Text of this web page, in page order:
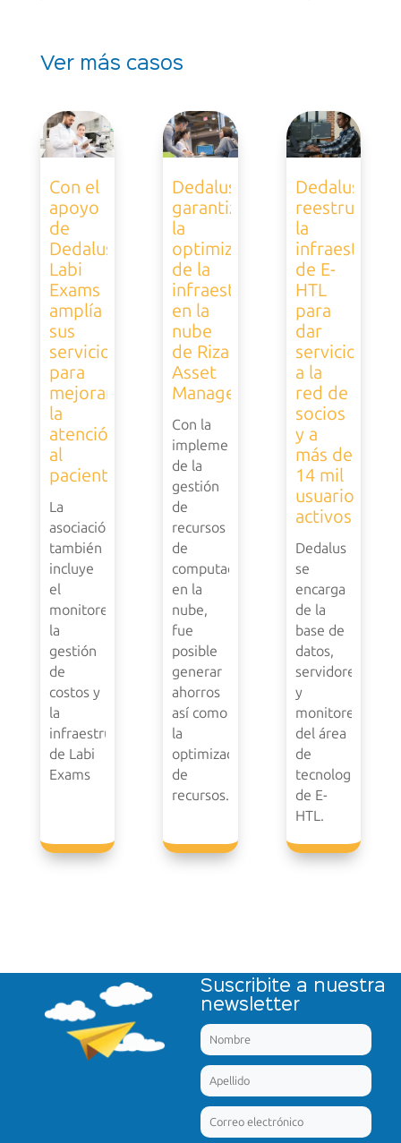
Ver más casos
Con el
apoyo
de
Dedalus,
Labi
Exams
amplía
sus
servicios
para
mejorar
la
atención
al
paciente
La
asociación
también
incluye
el
monitoreo,
la
gestión
de
costos y
la
infraestructura
de Labi
Exams
Dedalus
garantiza
la
optimización
de la
infraestructura
en la
nube
de Riza
Asset
Management
Con la
implementación
de la
gestión
de
recursos
de
computación
en la
nube,
fue
posible
generar
ahorros
así como
la
optimización
de
recursos.
Dedalus
reestructura
la
de E-
HTL
para
dar
servicio
a la
red de
socios
y a
más de
14 mil
usuarios
activos
Dedalus
se
encarga
de la
base de
datos,
servidores
y
monitoreo
del área
de
tecnología
de E-
HTL.
Suscribite a nuestra
newsletter